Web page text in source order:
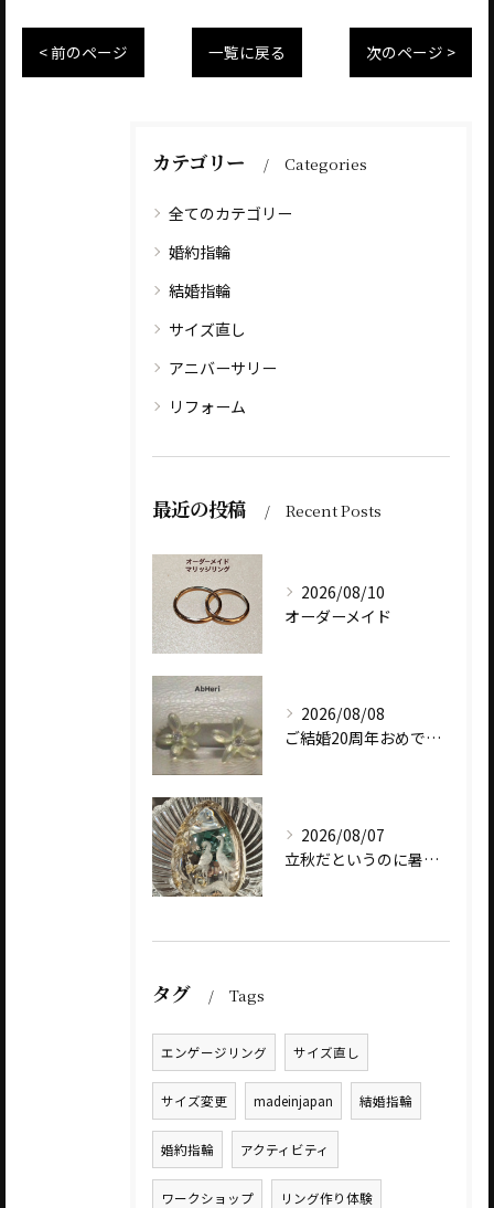
< 前のページ 一覧に戻る 次のページ >
カテゴリー Categories
全てのカテゴリー
婚約指輪
結婚指輪
サイズ直し
アニバーサリー
リフォーム
最近の投稿 Recent Posts
2026/08/10
オーダーメイド
2026/08/08
ご結婚20周年おめでとうございます
2026/08/07
立秋だというのに暑いですね
タグ Tags
エンゲージリング サイズ直し
サイズ変更 madeinjapan 結婚指輪
婚約指輪 アクティビティ
ワークショップ リング作り体験